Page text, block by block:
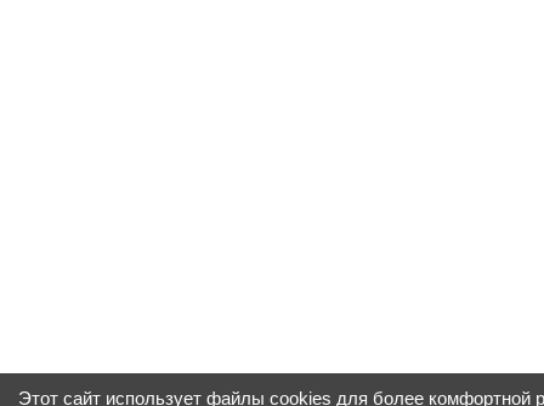
Этот сайт использует файлы cookies для более комфортной